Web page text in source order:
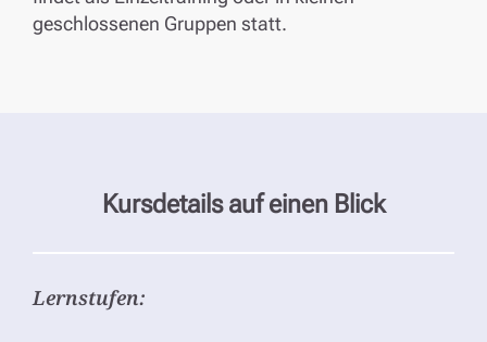
geschlossenen Gruppen statt.
Kursdetails auf einen Blick
Lernstufen: